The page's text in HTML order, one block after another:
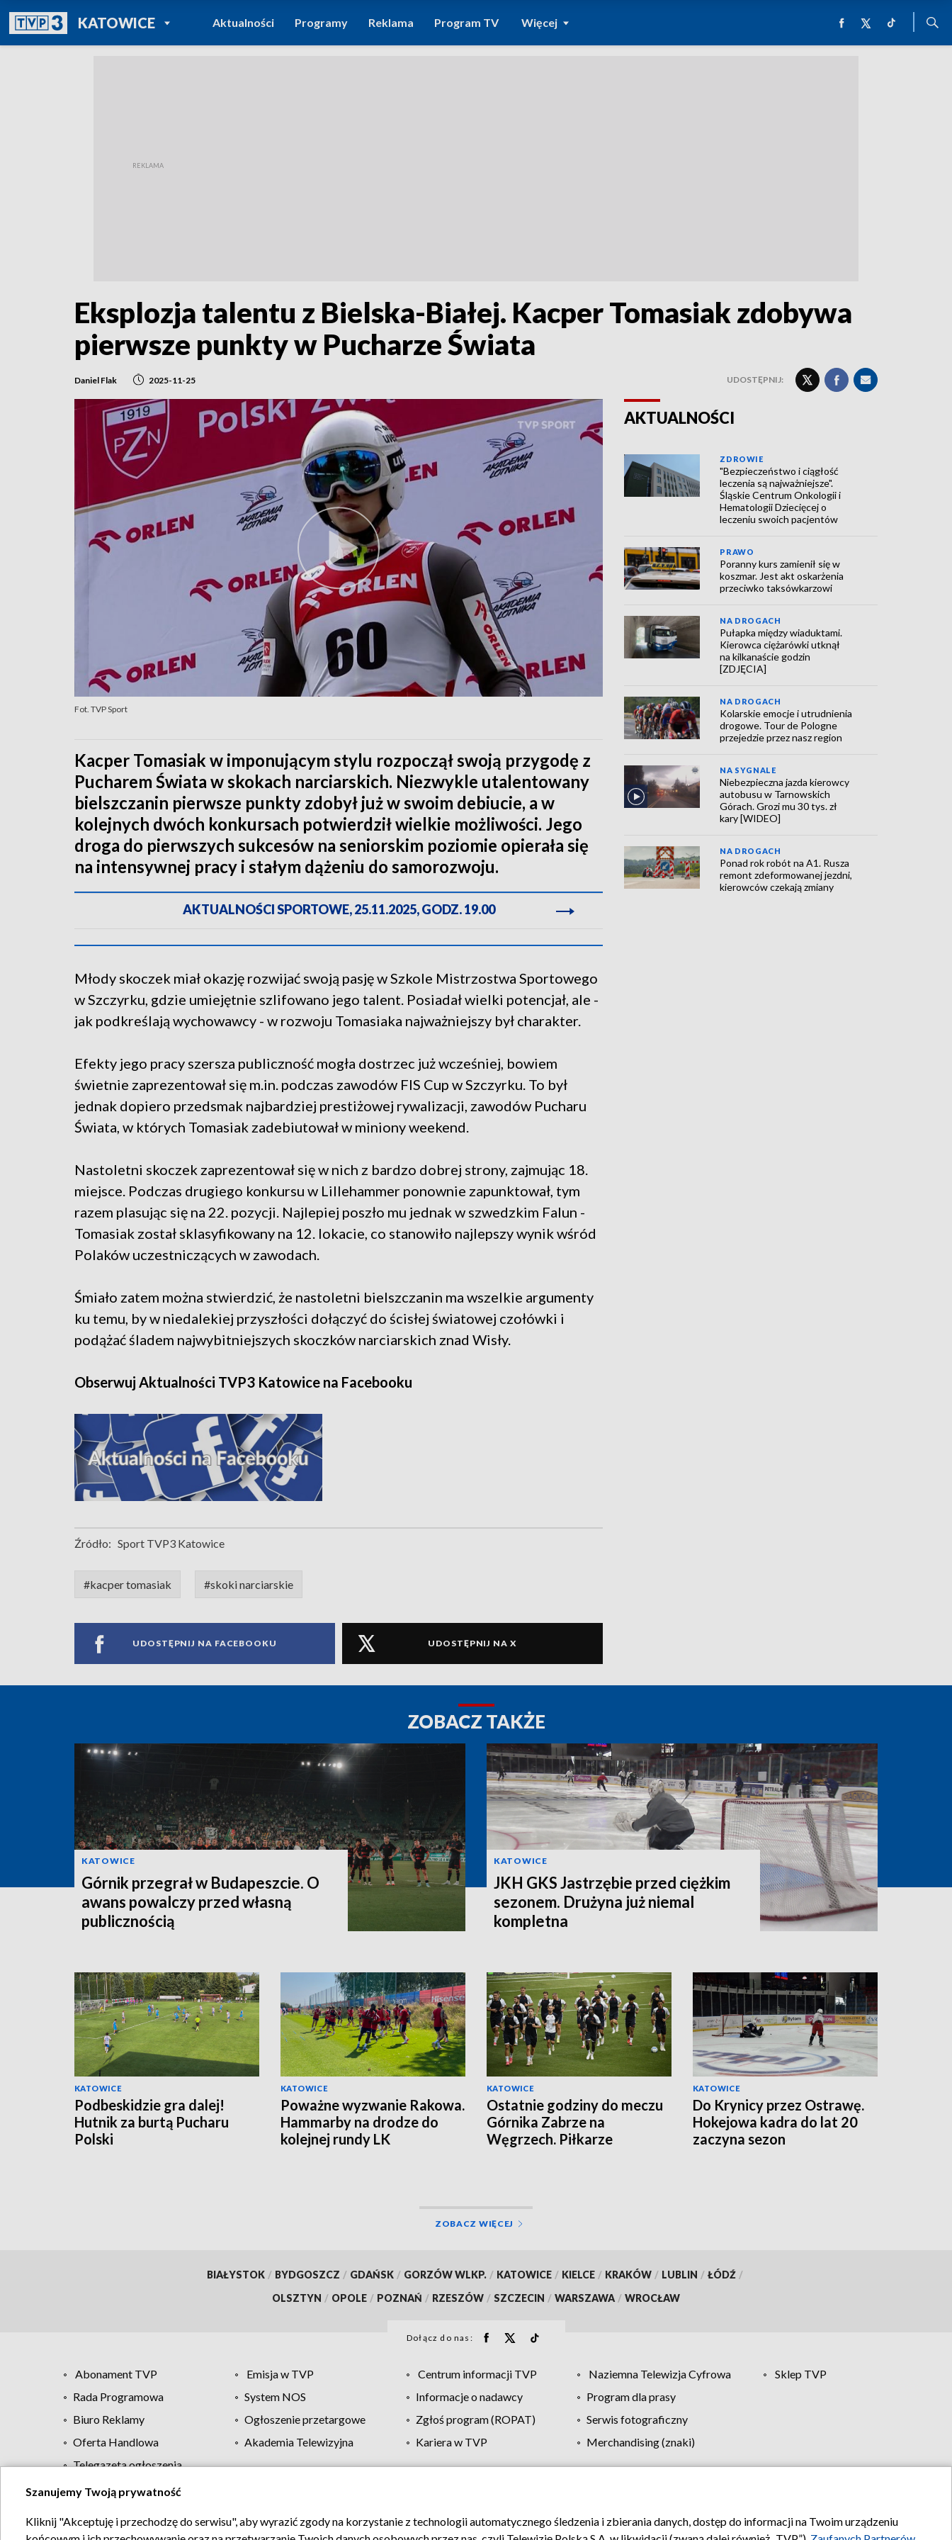
KATOWICEPOWRÓT DO
TVP REGIONY
Aktualności Programy Reklama Program TV Więcej
Eksplozja talentu z Bielska-Białej. Kacper Tomasiak zdobywa
pierwsze punkty w Pucharze Świata
Daniel Flak 2025-11-25 UDOSTĘPNIJ:
Fot. TVP Sport
Kacper Tomasiak w imponującym stylu rozpoczął swoją przygodę z
Pucharem Świata w skokach narciarskich. Niezwykle utalentowany
bielszczanin pierwsze punkty zdobył już w swoim debiucie, a w
kolejnych dwóch konkursach potwierdził wielkie możliwości. Jego
droga do pierwszych sukcesów na seniorskim poziomie opierała się
na intensywnej pracy i stałym dążeniu do samorozwoju.
AKTUALNOŚCI SPORTOWE, 25.11.2025, GODZ. 19.00
Młody skoczek miał okazję rozwijać swoją pasję w Szkole Mistrzostwa Sportowego
w Szczyrku, gdzie umiejętnie szlifowano jego talent. Posiadał wielki potencjał, ale -
jak podkreślają wychowawcy - w rozwoju Tomasiaka najważniejszy był charakter.
Efekty jego pracy szersza publiczność mogła dostrzec już wcześniej, bowiem
świetnie zaprezentował się m.in. podczas zawodów FIS Cup w Szczyrku. To był
jednak dopiero przedsmak najbardziej prestiżowej rywalizacji, zawodów Pucharu
Świata, w których Tomasiak zadebiutował w miniony weekend.
Nastoletni skoczek zaprezentował się w nich z bardzo dobrej strony, zajmując 18.
miejsce. Podczas drugiego konkursu w Lillehammer ponownie zapunktował, tym
razem plasując się na 22. pozycji. Najlepiej poszło mu jednak w szwedzkim Falun -
Tomasiak został sklasyfikowany na 12. lokacie, co stanowiło najlepszy wynik wśród
Polaków uczestniczących w zawodach.
Śmiało zatem można stwierdzić, że nastoletni bielszczanin ma wszelkie argumenty
ku temu, by w niedalekiej przyszłości dołączyć do ścisłej światowej czołówki i
podążać śladem najwybitniejszych skoczków narciarskich znad Wisły.
Obserwuj Aktualności TVP3 Katowice na Facebooku
Źródło: Sport TVP3 Katowice
#kacper tomasiak #skoki narciarskie
UDOSTĘPNIJ NA FACEBOOKU UDOSTĘPNIJ NA X
AKTUALNOŚCI
ZDROWIE
"Bezpieczeństwo i ciągłość
leczenia są najważniejsze".
Śląskie Centrum Onkologii i
Hematologii Dziecięcej o
leczeniu swoich pacjentów
PRAWO
Poranny kurs zamienił się w
koszmar. Jest akt oskarżenia
przeciwko taksówkarzowi
NA DROGACH
Pułapka między wiaduktami.
Kierowca ciężarówki utknął
na kilkanaście godzin
[ZDJĘCIA]
NA DROGACH
Kolarskie emocje i utrudnienia
drogowe. Tour de Pologne
przejedzie przez nasz region
NA SYGNALE
Niebezpieczna jazda kierowcy
autobusu w Tarnowskich
Górach. Grozi mu 30 tys. zł
kary [WIDEO]
NA DROGACH
Ponad rok robót na A1. Rusza
remont zdeformowanej jezdni,
kierowców czekają zmiany
ZOBACZ TAKŻE
KATOWICE
Górnik przegrał w Budapeszcie. O
awans powalczy przed własną
publicznością
KATOWICE
JKH GKS Jastrzębie przed ciężkim
sezonem. Drużyna już niemal
kompletna
KATOWICE
Podbeskidzie gra dalej!
Hutnik za burtą Pucharu
Polski
KATOWICE
Poważne wyzwanie Rakowa.
Hammarby na drodze do
kolejnej rundy LK
KATOWICE
Ostatnie godziny do meczu
Górnika Zabrze na
Węgrzech. Piłkarze
KATOWICE
Do Krynicy przez Ostrawę.
Hokejowa kadra do lat 20
zaczyna sezon
ZOBACZ WIĘCEJ
BIAŁYSTOK / BYDGOSZCZ / GDAŃSK / GORZÓW WLKP. / KATOWICE / KIELCE / KRAKÓW / LUBLIN / ŁÓDŹ /
OLSZTYN / OPOLE / POZNAŃ / RZESZÓW / SZCZECIN / WARSZAWA / WROCŁAW
Dołącz do nas:
Abonament TVP Emisja w TVP Centrum informacji TVP Naziemna Telewizja Cyfrowa
Sklep TVP
Rada Programowa
System NOS Informacje o nadawcy
Program dla prasy
Biuro Reklamy
Ogłoszenie przetargowe Zgłoś program (ROPAT)
Serwis fotograficzny
Oferta Handlowa
Akademia Telewizyjna Kariera w TVP
Merchandising (znaki)
Telegazeta ogłoszenia
Regulamin TVP Polityka prywatności Moje zgody Pomoc Biuro reklamy Kontakt
Szanujemy Twoją prywatność
Kliknij "Akceptuję i przechodzę do serwisu", aby wyrazić zgody na korzystanie z technologii automatycznego śledzenia i zbierania danych, dostęp do informacji na Twoim urządzeniu